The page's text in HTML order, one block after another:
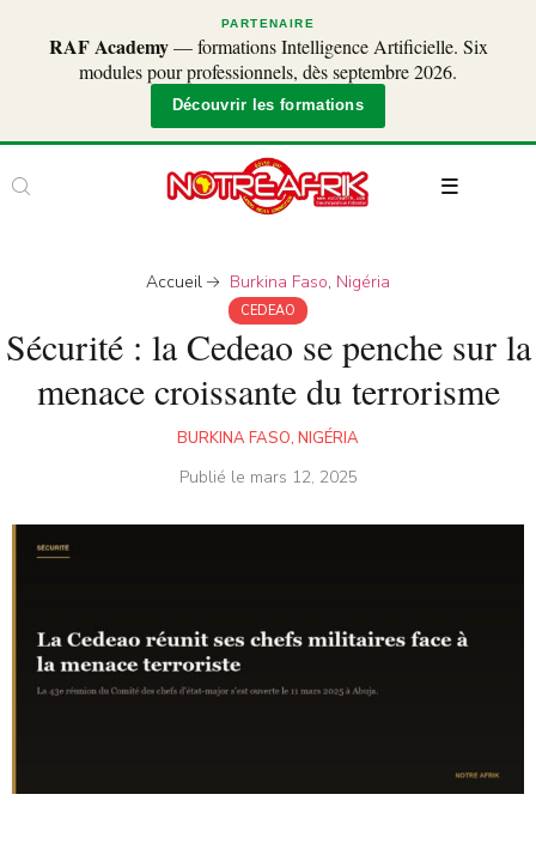
PARTENAIRE
RAF Academy— formations Intelligence Artificielle. Six
modules pour professionnels, dès septembre 2026.
Découvrir les formations
Accueil Burkina Faso, Nigéria
CEDEAO
Sécurité : la Cedeao se penche sur la
menace croissante du terrorisme
BURKINA FASO, NIGÉRIA
Publié le mars 12, 2025